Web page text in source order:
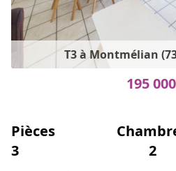
T3 à Montmélian
195
Pièces
3
2